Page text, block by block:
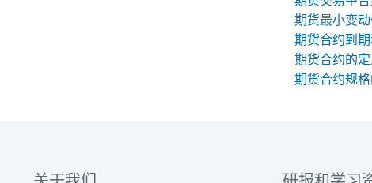
期货最小变
期货合约到
期货合约的